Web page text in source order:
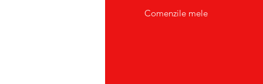
Comenzile mele